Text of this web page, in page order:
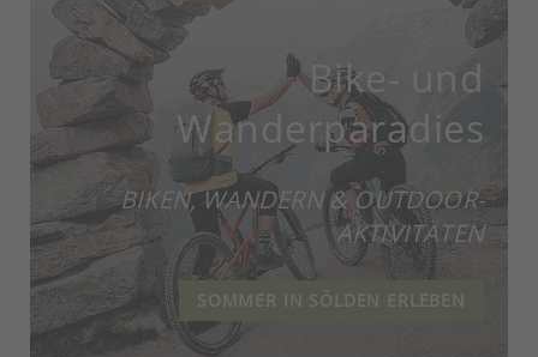
Bike- und
Wanderparadies
BIKEN, WANDERN & OUTDOOR-
AKTIVITÄTEN
SOMMER IN SÖLDEN ERLEBEN